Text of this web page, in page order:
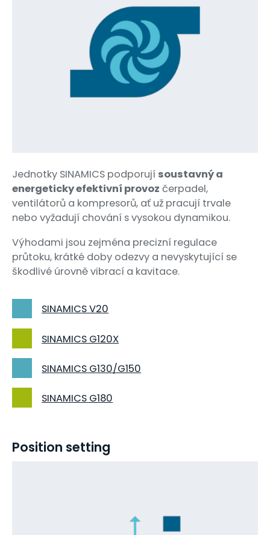
Jednotky SINAMICS podporují soustavný a
energeticky efektivní provoz čerpadel,
ventilátorů a kompresorů, ať už pracují trvale
nebo vyžadují chování s vysokou dynamikou.
Výhodami jsou zejména precizní regulace
průtoku, krátké doby odezvy a nevyskytující se
škodlivé úrovně vibrací a kavitace.
SINAMICS V20
SINAMICS G120X
SINAMICS G130/G150
SINAMICS G180
Position setting